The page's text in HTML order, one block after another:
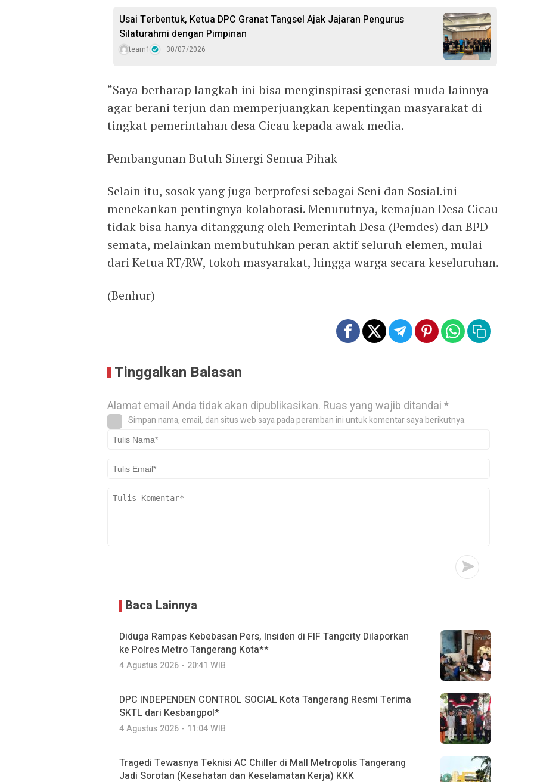
Usai Terbentuk, Ketua DPC Granat Tangsel Ajak Jajaran Pengurus
Silaturahmi dengan Pimpinan
team1 30/07/2026
“Saya berharap langkah ini bisa menginspirasi generasi muda lainnya
agar berani terjun dan memperjuangkan kepentingan masyarakat di
tingkat pemerintahan desa Cicau kepada awak media.
Pembangunan Butuh Sinergi Semua Pihak
Selain itu, sosok yang juga berprofesi sebagai Seni dan Sosial.ini
menekankan pentingnya kolaborasi. Menurutnya, kemajuan Desa Cicau
tidak bisa hanya ditanggung oleh Pemerintah Desa (Pemdes) dan BPD
semata, melainkan membutuhkan peran aktif seluruh elemen, mulai
dari Ketua RT/RW, tokoh masyarakat, hingga warga secara keseluruhan.
(Benhur)
Tinggalkan Balasan
Alamat email Anda tidak akan dipublikasikan. Ruas yang wajib ditandai*
Simpan nama, email, dan situs web saya pada peramban ini untuk komentar saya berikutnya.
Baca Lainnya
Diduga Rampas Kebebasan Pers, Insiden di FIF Tangcity Dilaporkan
ke Polres Metro Tangerang Kota**
4 Agustus 2026 - 20:41 WIB
DPC INDEPENDEN CONTROL SOCIAL Kota Tangerang Resmi Terima
SKTL dari Kesbangpol*
4 Agustus 2026 - 11:04 WIB
Tragedi Tewasnya Teknisi AC Chiller di Mall Metropolis Tangerang
Jadi Sorotan (Kesehatan dan Keselamatan Kerja) KKK